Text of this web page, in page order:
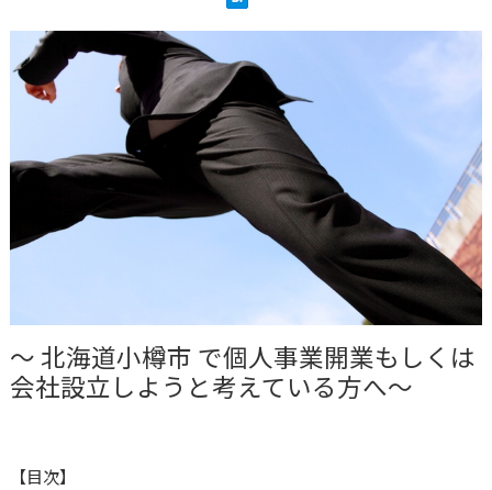
～北海道小樽市 で個人事業開業もしくは
会社設立しようと考えている方へ～
【目次】